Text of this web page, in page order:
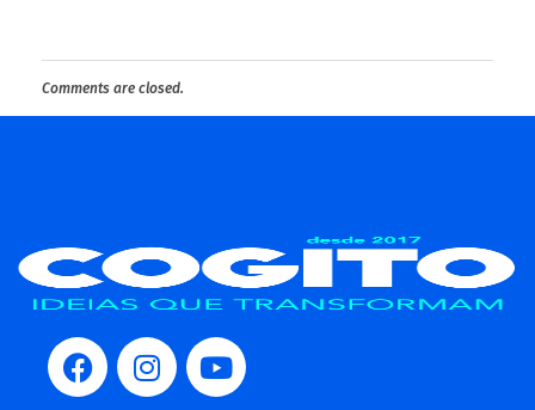
Comments are closed.